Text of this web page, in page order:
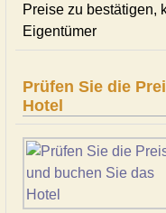
Preise zu bestätigen,
Eigentümer
Prüfen Sie die
Hotel